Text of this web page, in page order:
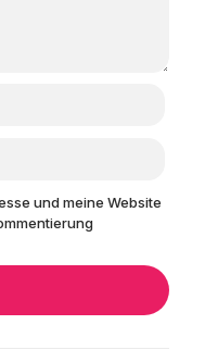
und meine Website